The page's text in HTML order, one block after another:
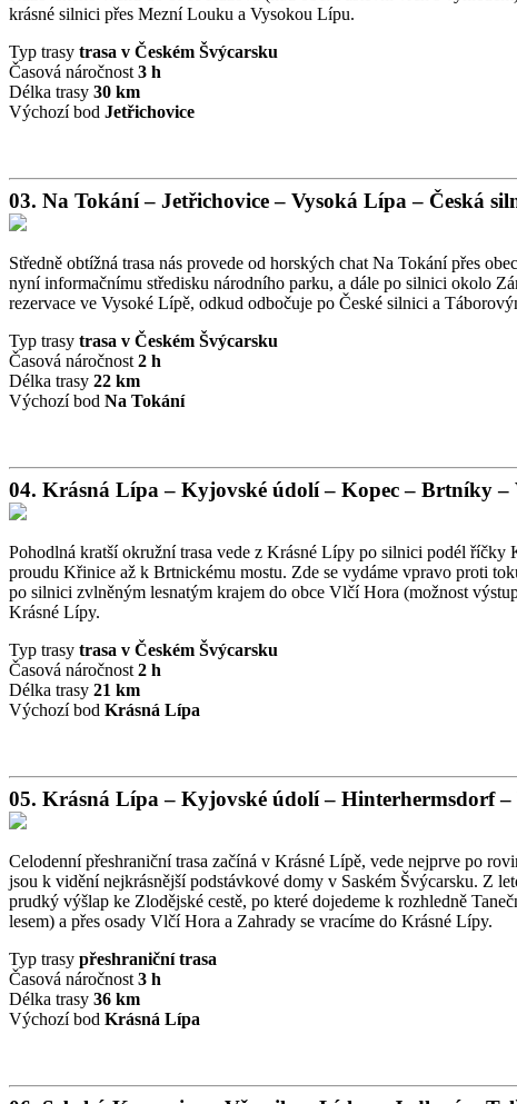
krásné silnici přes Mezní Louku a Vysokou Lípu.
Typ trasy trasa v Českém Švýcarsku
Časová náročnost 3 h
Délka trasy 30 km
Výchozí bod Jetřichovice
03. Na Tokání – Jetřichovice – Vysoká Lípa – Česká
Středně obtížná trasa nás provede od horských chat Na Tokání přes
nyní informačnímu středisku národního parku, a dále po silnici okolo
rezervace ve Vysoké Lípě, odkud odbočuje po České silnici a
Typ trasy trasa v Českém Švýcarsku
Časová náročnost 2 h
Délka trasy 22 km
Výchozí bod Na Tokání
04. Krásná Lípa – Kyjovské údolí – Kopec – Brtníky
Pohodlná kratší okružní trasa vede z Krásné Lípy po silnici podél
proudu Křinice až k Brtnickému mostu. Zde se vydáme vpravo proti
po silnici zvlněným lesnatým krajem do obce Vlčí Hora (možnost
Krásné Lípy.
Typ trasy trasa v Českém Švýcarsku
Časová náročnost 2 h
Délka trasy 21 km
Výchozí bod Krásná Lípa
05. Krásná Lípa – Kyjovské údolí – Hinterhermsdorf
Celodenní přeshraniční trasa začíná v Krásné Lípě, vede nejprve po
jsou k vidění nejkrásnější podstávkové domy v Saském Švýcarsku. Z
prudký výšlap ke Zlodějské cestě, po které dojedeme k rozhledně
lesem) a přes osady Vlčí Hora a Zahrady se vracíme do Krásné Lípy.
Typ trasy přeshraniční trasa
Časová náročnost 3 h
Délka trasy 36 km
Výchozí bod Krásná Lípa